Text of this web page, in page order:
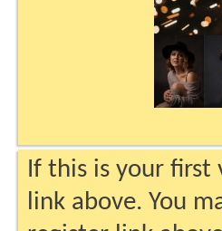
If this is your first
link above. You